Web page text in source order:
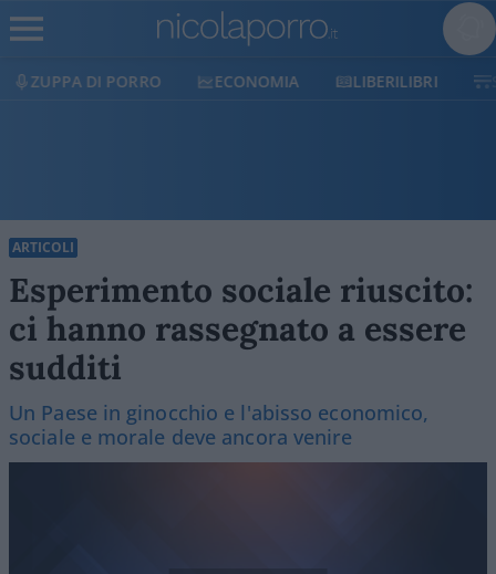
ECONOMIA LIBERILIBRI SHOP SOSTIENICI
ARTICOLI
Esperimento sociale riuscito:
ci hanno rassegnato a essere
sudditi
Un Paese in ginocchio e l'abisso economico,
sociale e morale deve ancora venire